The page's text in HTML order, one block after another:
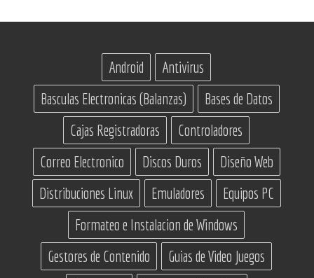
Android
Antivirus
Basculas Electronicas (Balanzas)
Bases de Datos
Cajas Registradoras
Controladores
Correo Electronico
Discos Duros
Diseño Web
Distribuciones Linux
Emuladores
Equipos PC
Formateo e Instalacion de Windows
Gestores de Contenido
Guias de Video Juegos